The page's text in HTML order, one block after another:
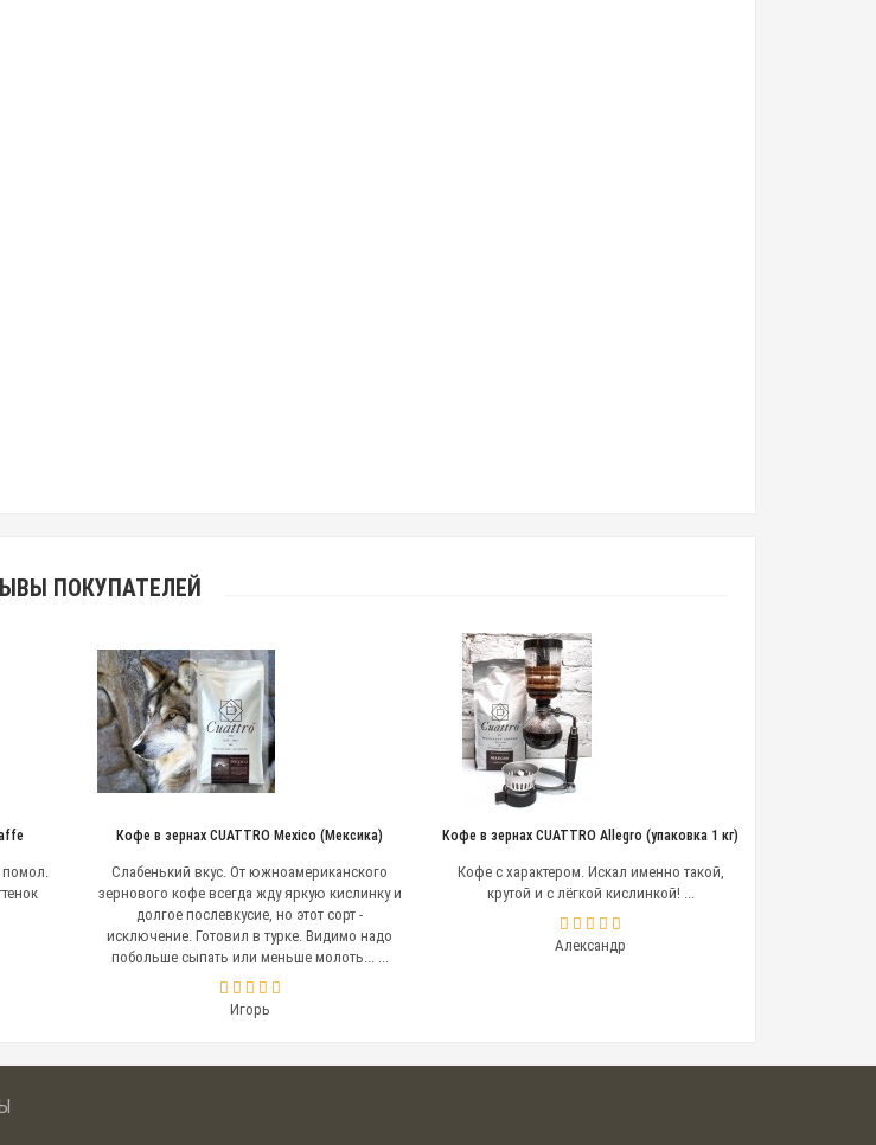
ПОКУПАТЕЛЕЙ
помол.
Кофе в зернах CUATTRO Mexico (Мексика)
Слабенький вкус. От южноамериканского
зернового кофе всегда жду яркую кислинку и
долгое послевкусие, но этот сорт -
исключение. Готовил в турке. Видимо надо
побольше сыпать или меньше молоть... ...
Игорь
Кофе в зернах CUATTRO Allegro (упаковка 1 кг)
Кофе с характером. Искал именно такой,
крутой и с лёгкой кислинкой! ...
Александр